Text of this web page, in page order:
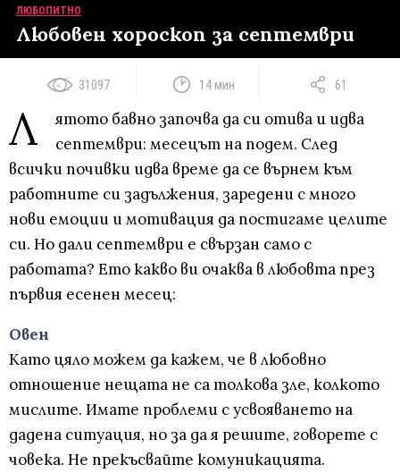
ЛЮБОПИТНО
Любовен хороскоп за септември
31097 14 мин 61
Л
ятото бавно започва да си отива и идва
септември: месецът на подем. След
всички почивки идва време да се върнем към
работните си задължения, заредени с много
нови емоции и мотивация да постигаме целите
си. Но дали септември е свързан само с
работата? Ето какво ви очаква в любовта през
първия есенен месец:
Овен
Като цяло можем да кажем, че в любовно
отношение нещата не са толкова зле, колкото
мислите. Имате проблеми с усвояването на
дадена ситуация, но за да я решите, говорете с
човека. Не прекъсвайте комуникацията.